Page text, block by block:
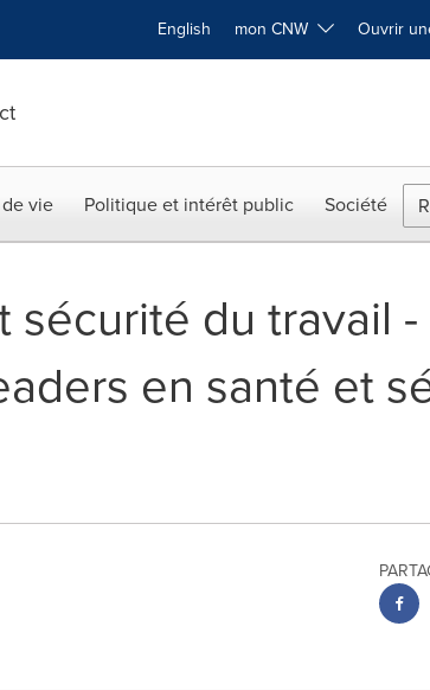
English mon CNW Ouvrir
vie Politique et intérêt public Société
du travail -
en santé et